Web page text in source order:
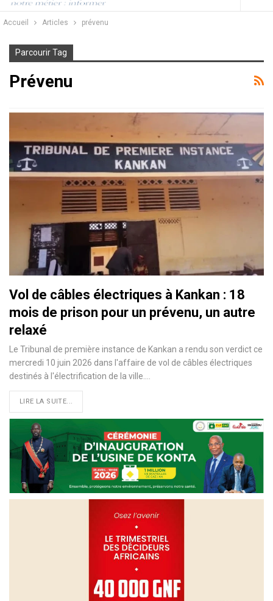
Accueil Articles prévenu
Parcourir Tag
Prévenu
Vol de câbles électriques à Kankan : 18
mois de prison pour un prévenu, un autre
relaxé
Le Tribunal de première instance de Kankan a rendu son verdict ce
mercredi 10 juin 2026 dans l'affaire de vol de câbles électriques
destinés à l'électrification de la ville.…
LIRE LA SUITE...